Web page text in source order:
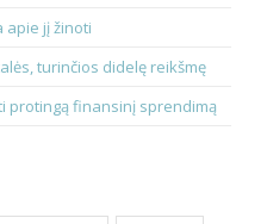
apie jį žinoti
turinčios didelę reikšmę
protingą finansinį sprendimą